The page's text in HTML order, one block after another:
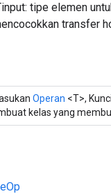
tipe elemen
transfer
Operan <T>,
kelas yang